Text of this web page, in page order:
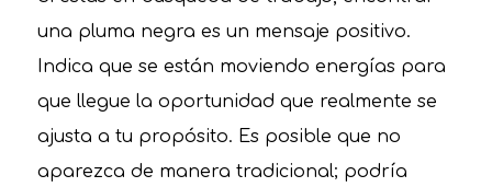
una pluma negra es un mensaje positivo.
Indica que se están moviendo energías para
que llegue la oportunidad que realmente se
ajusta a tu propósito. Es posible que no
aparezca de manera tradicional; podría